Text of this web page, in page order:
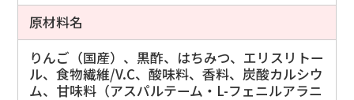
原材料名
りんご（国産）、黒酢、はちみつ、エリスリトー
ル、食物繊維/V.C、酸味料、香料、炭酸カルシウ
ム、甘味料（アスパルテーム・L-フェニルアラニ